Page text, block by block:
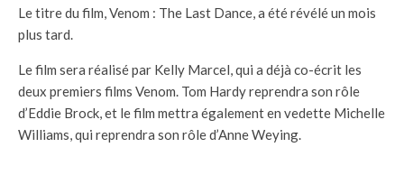
Le titre du film, Venom : The Last Dance, a été révélé un mois
plus tard.
Le film sera réalisé par Kelly Marcel, qui a déjà co-écrit les
deux premiers films Venom. Tom Hardy reprendra son rôle
d’Eddie Brock, et le film mettra également en vedette Michelle
Williams, qui reprendra son rôle d’Anne Weying.